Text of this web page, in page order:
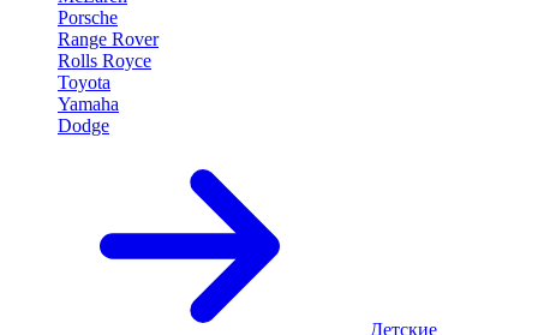
Porsche
Range Rover
Rolls Royce
Toyota
Yamaha
Dodge
Детские